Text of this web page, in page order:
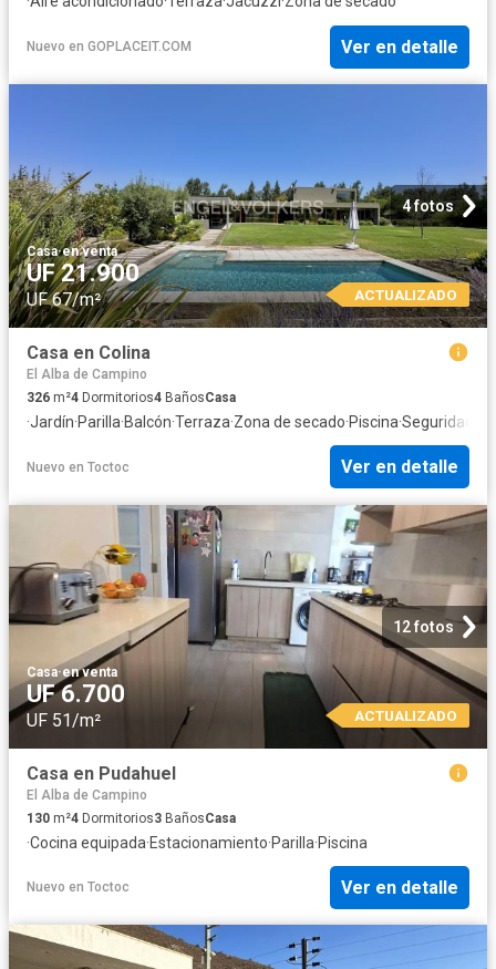
Nuevo en GOPLACEIT.COM Ver en detalle
4 fotos
Casa·en venta
UF 21.900
UF 67/m² ACTUALIZADO
Casa en Colina
El Alba de Campino
326 m²4 Dormitorios4 BañosCasa
·Jardín·Parilla·Balcón·Terraza·Zona de secado·Piscina·Seguridad
Nuevo en Toctoc Ver en detalle
12 fotos
Casa·en venta
UF 6.700
UF 51/m² ACTUALIZADO
Casa en Pudahuel
El Alba de Campino
130 m²4 Dormitorios3 BañosCasa
·Cocina equipada·Estacionamiento·Parilla·Piscina
Nuevo en Toctoc Ver en detalle